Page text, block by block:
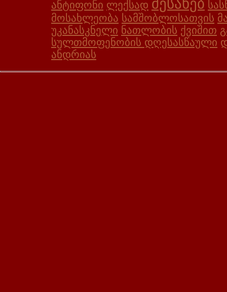
ანტიფონი ლექსად შესახებ
მოსახლეობა სამშობლოსათვის
უკანასკნელი ნათლობის ქვიშით
სულთმოფენობის დღესასწაული
ანდრიას